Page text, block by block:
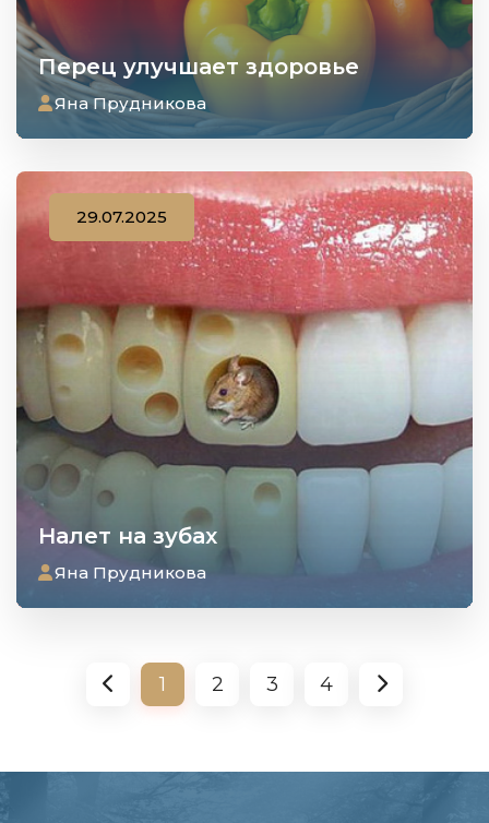
Перец улучшает здоровье
Яна Прудникова
Налет на зубах
29.07.2025
Яна Прудникова
1 2 3 4